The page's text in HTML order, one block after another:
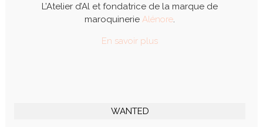
L’Atelier d’Al et fondatrice de la marque de
maroquinerie Alénore.
En savoir plus
WANTED